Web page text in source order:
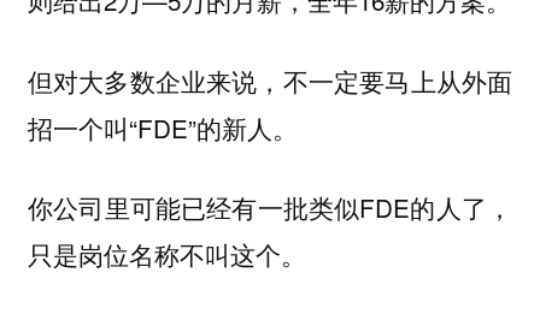
但对大多数企业来说，不一定要马上从外面
招一个叫“FDE”的新人。
你公司里可能已经有一批类似FDE的人了，
只是岗位名称不叫这个。